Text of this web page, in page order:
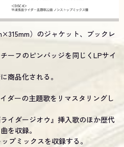
）のジャケット、ブックレ
ーフのピンバッジを同じくLPサイ
商品化される。
ダーの主題歌をリマスタリングし
イダージオウ』挿入歌のほか歴代
を収録。
プミックスを収録する。